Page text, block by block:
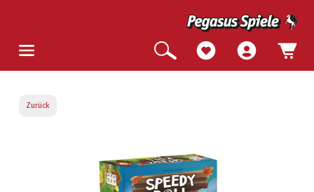
Zurück
Bildergalerie überspringen